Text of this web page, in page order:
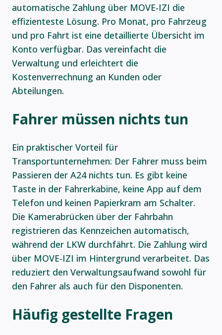
automatische Zahlung über MOVE-IZI die
effizienteste Lösung. Pro Monat, pro Fahrzeug
und pro Fahrt ist eine detaillierte Übersicht im
Konto verfügbar. Das vereinfacht die
Verwaltung und erleichtert die
Kostenverrechnung an Kunden oder
Abteilungen.
Fahrer müssen nichts tun
Ein praktischer Vorteil für
Transportunternehmen: Der Fahrer muss beim
Passieren der A24 nichts tun. Es gibt keine
Taste in der Fahrerkabine, keine App auf dem
Telefon und keinen Papierkram am Schalter.
Die Kamerabrücken über der Fahrbahn
registrieren das Kennzeichen automatisch,
während der LKW durchfährt. Die Zahlung wird
über MOVE-IZI im Hintergrund verarbeitet. Das
reduziert den Verwaltungsaufwand sowohl für
den Fahrer als auch für den Disponenten.
Häufig gestellte Fragen